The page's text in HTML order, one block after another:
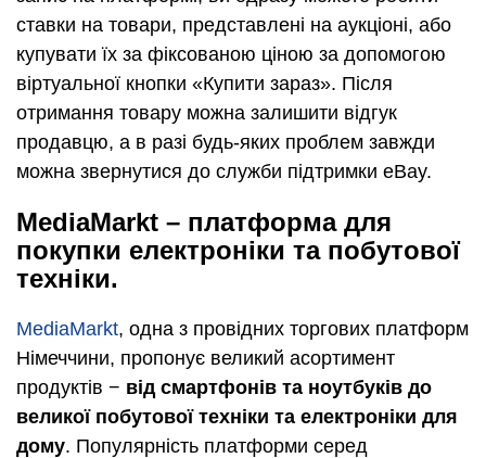
ставки на товари, представлені на аукціоні, або
купувати їх за фіксованою ціною за допомогою
віртуальної кнопки «Купити зараз». Після
отримання товару можна залишити відгук
продавцю, а в разі будь-яких проблем завжди
можна звернутися до служби підтримки eBay.
MediaMarkt – платформа для
покупки електроніки та побутової
техніки.
MediaMarkt, одна з провідних торгових платформ
Німеччини, пропонує великий асортимент
продуктів − від смартфонів та ноутбуків до
великої побутової техніки та електроніки для
дому. Популярність платформи серед